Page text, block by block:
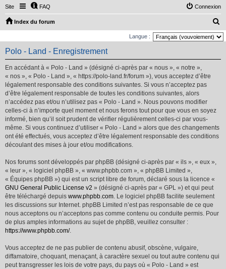
Site FAQ Connexion
Index du forum
e
Langue :
Polo - Land - Enregistrement
En accédant à « Polo - Land » (désigné ci-après par « nous », « notre »,
« nos », « Polo - Land », « https://polo-land.fr/forum »), vous acceptez d’être
légalement responsable des conditions suivantes. Si vous n’acceptez pas
d’être légalement responsable de toutes les conditions suivantes, alors
n’accédez pas et/ou n’utilisez pas « Polo - Land ». Nous pouvons modifier
celles-ci à n’importe quel moment et nous ferons tout pour que vous en soyez
informé, bien qu’il soit prudent de vérifier régulièrement celles-ci par vous-
même. Si vous continuez d’utiliser « Polo - Land » alors que des changements
ont été effectués, vous acceptez d’être légalement responsable des conditions
découlant des mises à jour et/ou modifications.
Nos forums sont développés par phpBB (désigné ci-après par « ils », « eux »,
« leur », « logiciel phpBB », « www.phpbb.com », « phpBB Limited »,
« Équipes phpBB ») qui est un script libre de forum, déclaré sous la licence «
GNU General Public License v2 » (désigné ci-après par « GPL ») et qui peut
être téléchargé depuis www.phpbb.com. Le logiciel phpBB facilite seulement
les discussions sur Internet. phpBB Limited n’est pas responsable de ce que
nous acceptons ou n’acceptons pas comme contenu ou conduite permis. Pour
de plus amples informations au sujet de phpBB, veuillez consulter :
https://www.phpbb.com/.
Vous acceptez de ne pas publier de contenu abusif, obscène, vulgaire,
diffamatoire, choquant, menaçant, à caractère sexuel ou tout autre contenu qui
peut transgresser les lois de votre pays, du pays où « Polo - Land » est